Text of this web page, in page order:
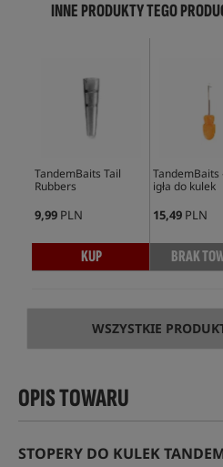
INNE PRODUKTY TEGO
TandemBaits Tail
Rubbers
9,99 PLN
KUP
TandemBaits
igła do kulek
15,49 PLN
BRAK
WSZYSTKIE
OPIS TOWARU
STOPERY DO KULEK